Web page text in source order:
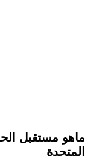
ماهو مستقبل
المتحدة